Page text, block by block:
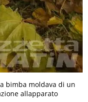
bimba moldava di un
allapparato